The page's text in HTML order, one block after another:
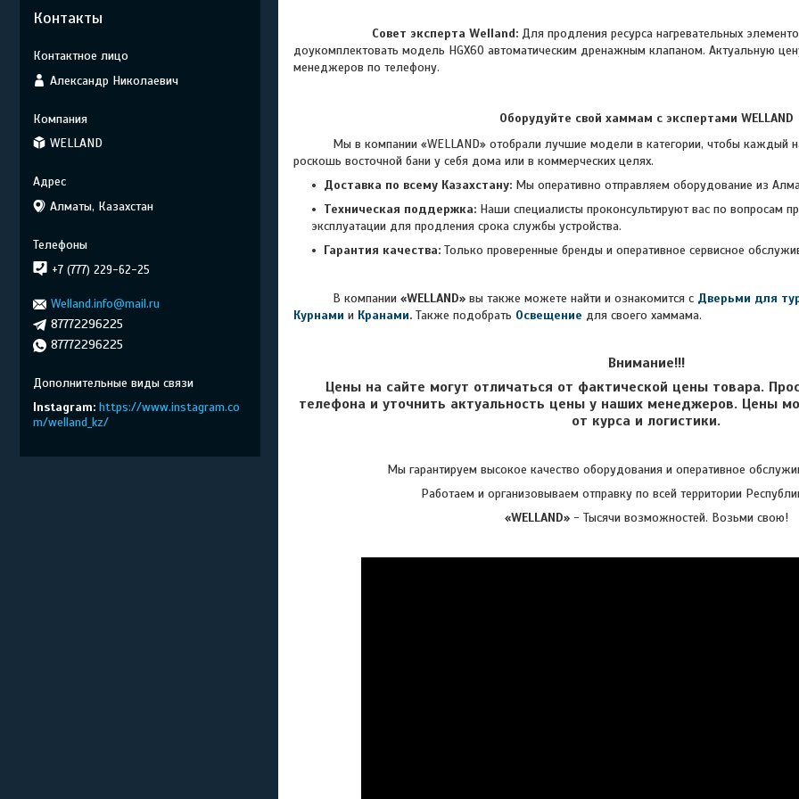
Совет эксперта Welland: Для продления ресурса нагревательных
доукомплектовать модель HGX60 автоматическим дренажным клапаном. Актуальную
менеджеров по телефону.
Оборудуйте свой хаммам с экспертами WELLAND
Мы в компании «WELLAND» отобрали лучшие модели в категории, чтобы каждый
роскошь восточной бани у себя дома или в коммерческих целях.
Доставка по всему Казахстану: Мы оперативно отправляем оборудование из
Техническая поддержка: Наши специалисты проконсультируют вас по вопросам
эксплуатации для продления срока службы устройства.
Гарантия качества: Только проверенные бренды и оперативное сервисное
В компании «WELLAND» вы также можете найти и ознакомится с Дверьми для
Курнами и Кранами. Также подобрать Освещение для своего хаммама.
Внимание!!!
Цены на сайте могут отличаться от фактической цены товара.
телефона и уточнить актуальность цены у наших менеджеров. Цены
от курса и логистики.
Мы гарантируем высокое качество оборудования и оперативное
Работаем и организовываем отправку по всей территории
«WELLAND»- Тысячи возможностей. Возьми свою!
Контакты
Александр Николаевич
WELLAND
Алматы, Казахстан
+7 (777) 229-62-25
Welland.info@mail.ru
87772296225
87772296225
Instagram https://www.instagram.co
m/welland_kz/